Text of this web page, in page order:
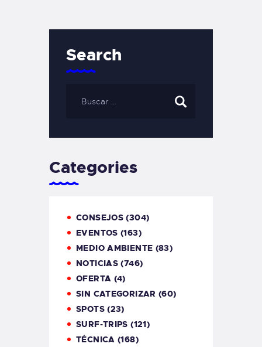
Search
Categories
CONSEJOS (304)
EVENTOS (163)
MEDIO AMBIENTE (83)
NOTICIAS (746)
OFERTA (4)
SIN CATEGORIZAR (60)
SPOTS(23)
SURF-TRIPS (121)
TÉCNICA (168)